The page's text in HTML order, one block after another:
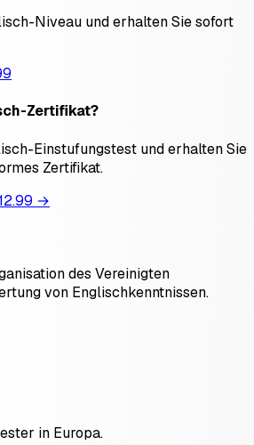
Niveau und erhalten Sie sofort
Zertifikat?
Einstufungstest und erhalten Sie
Zertifikat.
→
des Vereinigten
von Englischkenntnissen.
in Europa.